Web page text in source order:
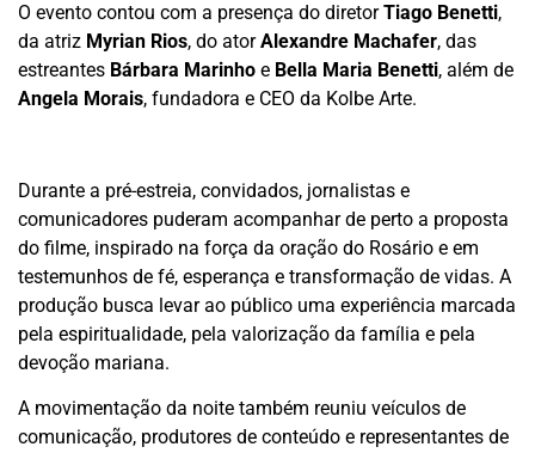
O evento contou com a presença do diretorTiago Benetti,
da atriz Myrian Rios, do atorAlexandre Machafer, das
estreantes Bárbara Marinho e Bella Maria Benetti, além de
Angela Morais, fundadora e CEO da Kolbe Arte.
Durante a pré-estreia, convidados, jornalistas e
comunicadores puderam acompanhar de perto a proposta
do filme, inspirado na força da oração do Rosário e em
testemunhos de fé, esperança e transformação de vidas. A
produção busca levar ao público uma experiência marcada
pela espiritualidade, pela valorização da família e pela
devoção mariana.
A movimentação da noite também reuniu veículos de
comunicação, produtores de conteúdo e representantes de